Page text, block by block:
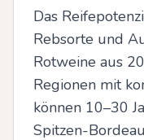
Das
Rebsorte und
Rotweine aus
Regionen mit
können 10–30
Spitzen-